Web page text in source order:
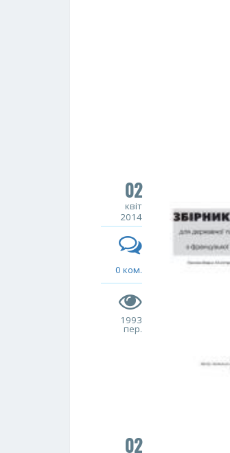
02
квіт
2014
0 ком.
1993
пер.
02